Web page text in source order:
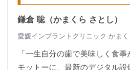
鎌倉 聡（かまくら さとし）
愛媛インプラントクリニック かま
「一生自分の歯で美味しく食
モットーに、最新のデジタル設